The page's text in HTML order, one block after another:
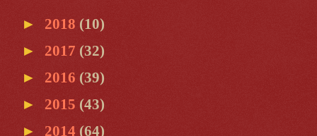
► 2018 (10)
► 2017 (32)
► 2016 (39)
► 2015 (43)
► 2014 (64)